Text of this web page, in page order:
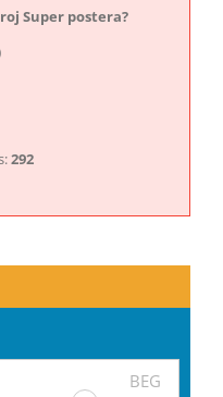
Super postera?
292
BEG